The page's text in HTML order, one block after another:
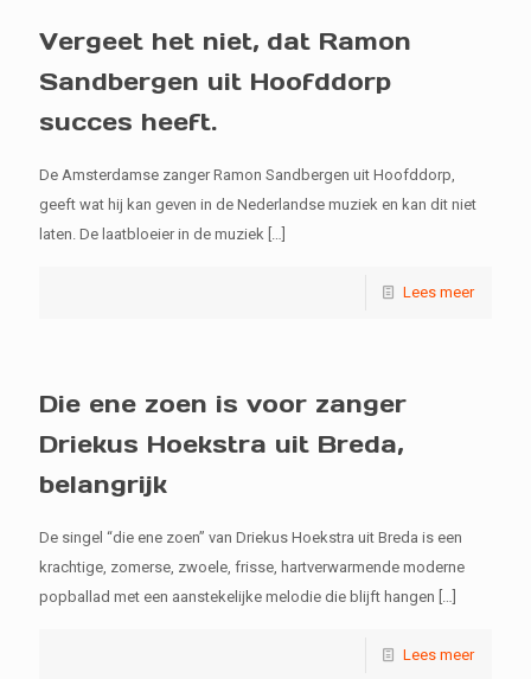
Vergeet het niet, dat Ramon
Sandbergen uit Hoofddorp
succes heeft.
De Amsterdamse zanger Ramon Sandbergen uit Hoofddorp,
geeft wat hij kan geven in de Nederlandse muziek en kan dit niet
laten. De laatbloeier in de muziek
Lees meer
Die ene zoen is voor zanger
Driekus Hoekstra uit Breda,
belangrijk
De singel “die ene zoen” van Driekus Hoekstra uit Breda is een
krachtige, zomerse, zwoele, frisse, hartverwarmende moderne
popballad met een aanstekelijke melodie die blijft hangen
Lees meer